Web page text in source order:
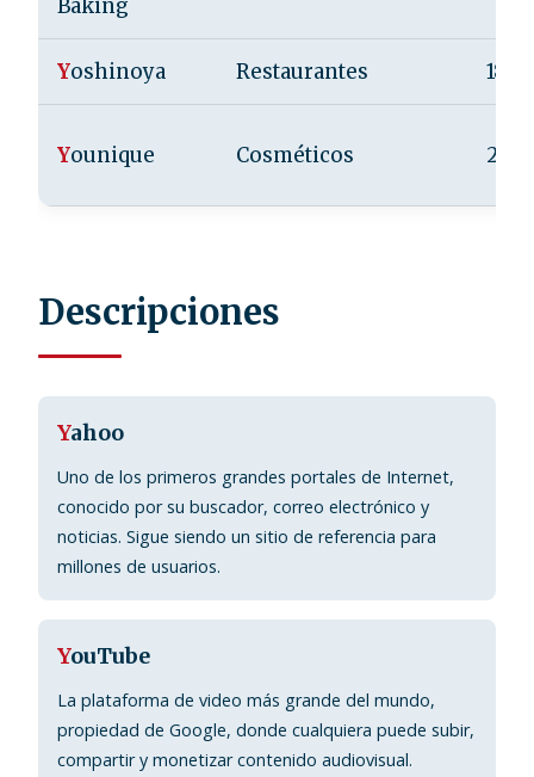
Baking
Yoshinoya Restaurantes 1899
Younique Cosméticos 2012
Descripciones
Yahoo
Uno de los primeros grandes portales de Internet,
conocido por su buscador, correo electrónico y
noticias. Sigue siendo un sitio de referencia para
millones de usuarios.
YouTube
La plataforma de video más grande del mundo,
propiedad de Google, donde cualquiera puede subir,
compartir y monetizar contenido audiovisual.